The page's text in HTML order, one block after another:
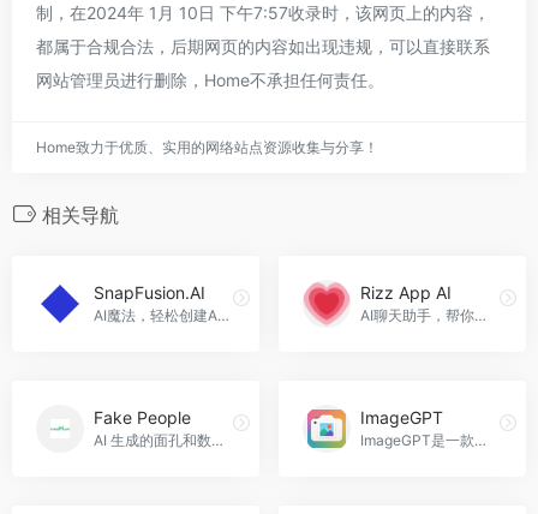
制，在2024年 1月 10日 下午7:57收录时，该网页上的内容，
都属于合规合法，后期网页的内容如出现违规，可以直接联系
网站管理员进行删除，Home不承担任何责任。
Home致力于优质、实用的网络站点资源收集与分享！
相关导航
SnapFusion.AI
AI魔法，轻松创建AI驱动的照片，SnapFusion.AI官网入口网址
Rizz App AI
AI聊天助手，帮你创建完美的开场白和互动对话，提升约会体验。
Fake People
AI 生成的面孔和数字人类。Fake People官网入口网址
ImageGPT
ImageGPT是一款集成了多种AI图像模型、工具和生成器的全能平台。